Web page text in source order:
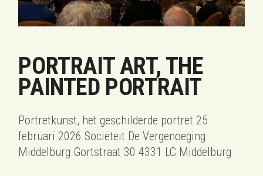
PORTRAIT ART, THE
PAINTED PORTRAIT
Portretkunst, het geschilderde portret 25
februari 2026 Sociëteit De Vergenoeging
Middelburg Gortstraat 30 4331 LC Middelburg